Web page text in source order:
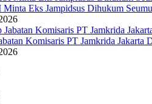
Eks Jampidsus Dihukum
Komisaris PT Jamkrida